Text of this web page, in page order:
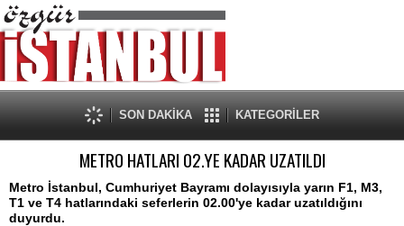
SON DAKİKA KATEGORİLER
METRO HATLARI 02.YE KADAR UZATILDI
Metro İstanbul, Cumhuriyet Bayramı dolayısıyla yarın F1, M3,
T1 ve T4 hatlarındaki seferlerin 02.00'ye kadar uzatıldığını
duyurdu.